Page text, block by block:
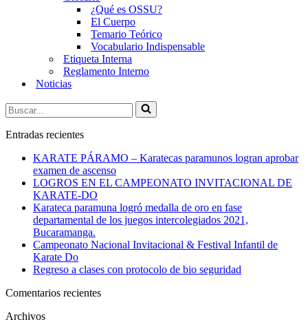
¿Qué es OSSU?
El Cuerpo
Temario Teórico
Vocabulario Indispensable
Etiqueta Interna
Reglamento Interno
Noticias
Buscar...
Entradas recientes
KARATE PÁRAMO – Karatecas paramunos logran aprobar
examen de ascenso
LOGROS EN EL CAMPEONATO INVITACIONAL DE
KARATE-DO
Karateca paramuna logró medalla de oro en fase
departamental de los juegos intercolegiados 2021,
Bucaramanga.
Campeonato Nacional Invitacional & Festival Infantil de
Karate Do
Regreso a clases con protocolo de bio seguridad
Comentarios recientes
Archivos